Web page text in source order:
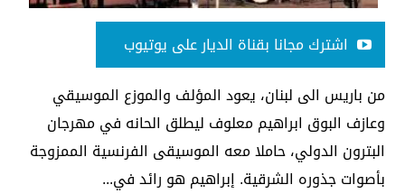
اشترك مجانا بقناة الديار على يوتيوب
من باريس الى لبنان، يعود المؤلف والموزع الموسيقي
وعازف البوق ​ابراهيم معلوف​ ليطلق الحانه في ​مهرجان
البترون​ الدولي، حاملا معه الموسيقى الفرنسية الممزوجة
بأصوات جذوره الشرقية. إبراهيم هو رائد في...